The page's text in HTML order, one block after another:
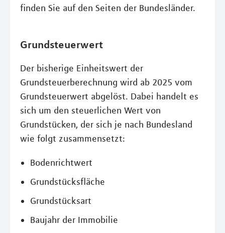
finden Sie auf den Seiten der Bundesländer.
Grundsteuerwert
Der bisherige Einheitswert der
Grundsteuerberechnung wird ab 2025 vom
Grundsteuerwert abgelöst. Dabei handelt es
sich um den steuerlichen Wert von
Grundstücken, der sich je nach Bundesland
wie folgt zusammensetzt:
Bodenrichtwert
Grundstücksfläche
Grundstücksart
Baujahr der Immobilie